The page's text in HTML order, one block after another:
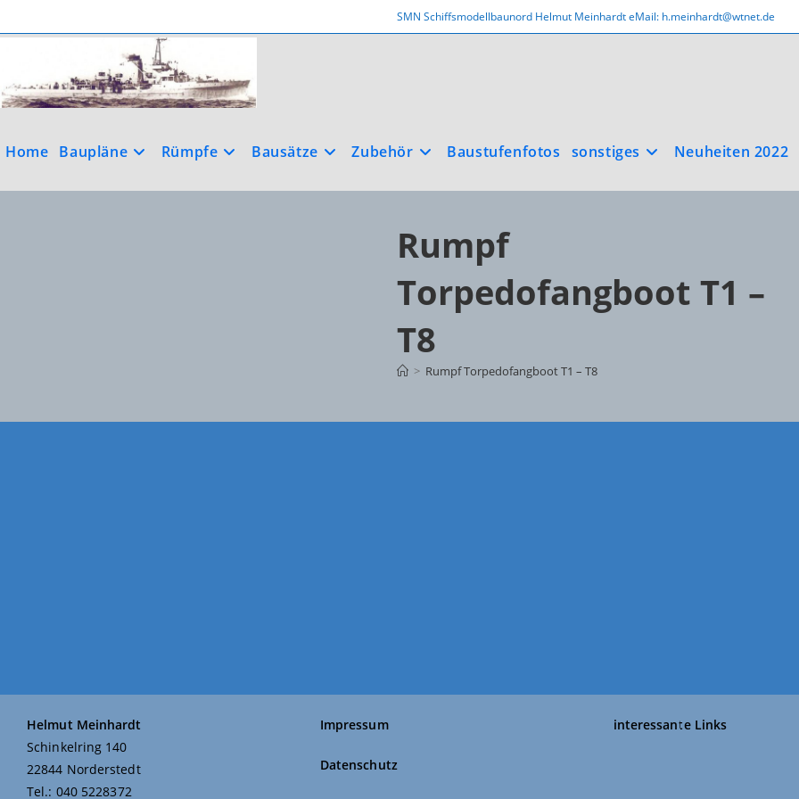
Inhalt
SMN Schiffsmodellbaunord Helmut Meinhardt eMail: h.meinhardt@wtnet.de
Home Baupläne Rümpfe Bausätze Zubehör Baustufenfotos sonstiges Neuheiten 2022
Rumpf
Torpedofangboot T1 –
T8
> Rumpf Torpedofangboot T1 – T8
Helmut Meinhardt
Schinkelring 140
22844 Norderstedt
Tel.: 040 5228372
Impressum
Datenschutz
interessante Links